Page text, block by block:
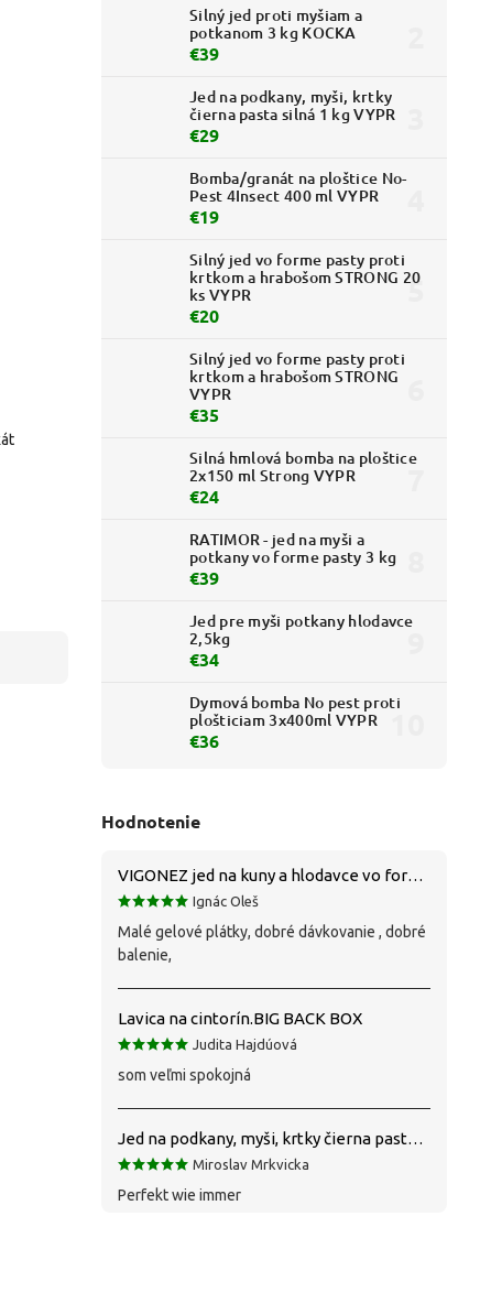
Silný jed proti myšiam a
potkanom 3 kg KOCKA
€39
Jed na podkany, myši, krtky
čierna pasta silná 1 kg VYPR
€29
Bomba/granát na ploštice No-
Pest 4Insect 400 ml VYPR
€19
Silný jed vo forme pasty proti
krtkom a hrabošom STRONG 20
ks VYPR
€20
Silný jed vo forme pasty proti
krtkom a hrabošom STRONG
VYPR
€35
Silná hmlová bomba na ploštice
2x150 ml Strong VYPR
€24
RATIMOR - jed na myši a
potkany vo forme pasty 3 kg
€39
Jed pre myši potkany hlodavce
2,5kg
€34
Dymová bomba No pest proti
plošticiam 3x400ml VYPR
€36
Hodnotenie
VIGONEZ jed na kuny a hlodavce vo forme pasty 1,5 kg
Ignác Oleš
Malé gelové plátky, dobré dávkovanie , dobré
balenie,
Lavica na cintorín.BIG BACK BOX
Judita Hajdúová
som veľmi spokojná
Jed na podkany, myši, krtky čierna pasta silná 1 kg VYPR
Miroslav Mrkvicka
Perfekt wie immer